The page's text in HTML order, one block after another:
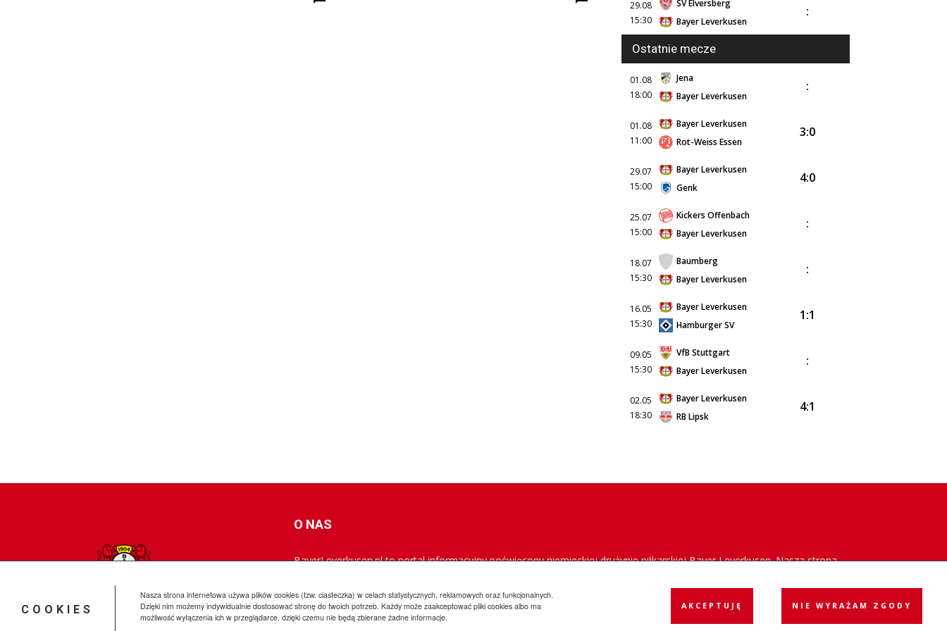
COOKIES
Nasza strona internetowa używa plików cookies (tzw. ciasteczka) w celach statystycznych, reklamowych oraz funkcjonalnych.
Dzięki nim możemy indywidualnie dostosować stronę do twoich potrzeb. Każdy może zaakceptować pliki cookies albo ma
możliwość wyłączenia ich w przeglądarce, dzięki czemu nie będą zbierane żadne informacje.
AKCEPTUJĘ NIE WYRAŻAM ZGODY
29.08
15:30
SV Elversberg
Bayer Leverkusen
:
Ostatnie mecze
01.08
18:00
Jena
Bayer Leverkusen
:
01.08
11:00
Bayer Leverkusen
Rot-Weiss Essen
3:0
29.07
15:00
Bayer Leverkusen
Genk
4:0
25.07
15:00
Kickers Offenbach
Bayer Leverkusen
:
18.07
15:30
Baumberg
Bayer Leverkusen
:
16.05
15:30
Bayer Leverkusen
Hamburger SV
1:1
09.05
15:30
VfB Stuttgart
Bayer Leverkusen
:
02.05
18:30
Bayer Leverkusen
RB Lipsk
4:1
O NAS
BayerLeverkusen.pl to portal informacyjny poświęcony niemieckiej drużynie piłkarskiej Bayer Leverkusen. Nasza strona
najnowszych informacji.